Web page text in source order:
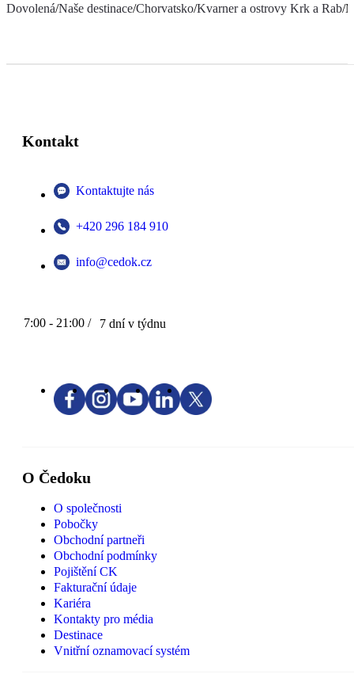
Dovolená/Naše destinace/Chorvatsko/Kvarner a ostrovy Krk a Rab/
Kontakt
Kontaktujte nás
+420 296 184 910
info@cedok.cz
7:00 - 21:00 / 7 dní v týdnu
O Čedoku
O společnosti
Pobočky
Obchodní partneři
Obchodní podmínky
Pojištění CK
Fakturační údaje
Kariéra
Kontakty pro média
Destinace
Vnitřní oznamovací systém